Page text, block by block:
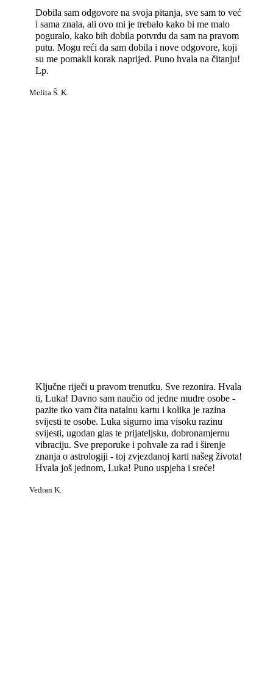
Dobila sam odgovore na svoja pitanja, sve sam to već
i sama znala, ali ovo mi je trebalo kako bi me malo
poguralo, kako bih dobila potvrdu da sam na pravom
putu. Mogu reći da sam dobila i nove odgovore, koji
su me pomakli korak naprijed. Puno hvala na čitanju!
Lp.
Melita Š. K.
Ključne riječi u pravom trenutku. Sve rezonira. Hvala
ti, Luka! Davno sam naučio od jedne mudre osobe -
pazite tko vam čita natalnu kartu i kolika je razina
svijesti te osobe. Luka sigurno ima visoku razinu
svijesti, ugodan glas te prijateljsku, dobronamjernu
vibraciju. Sve preporuke i pohvale za rad i širenje
znanja o astrologiji - toj zvjezdanoj karti našeg života!
Hvala još jednom, Luka! Puno uspjeha i sreće!
Vedran K.